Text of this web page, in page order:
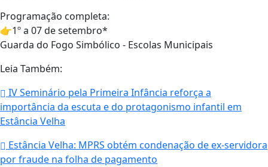
Programação completa:
👉1º a 07 de setembro*
Guarda do Fogo Simbólico - Escolas Municipais
Leia Também:
IV Seminário pela Primeira Infância reforça a
importância da escuta e do protagonismo infantil em
Estância Velha
Estância Velha: MPRS obtém condenação de ex-servidora
por fraude na folha de pagamento